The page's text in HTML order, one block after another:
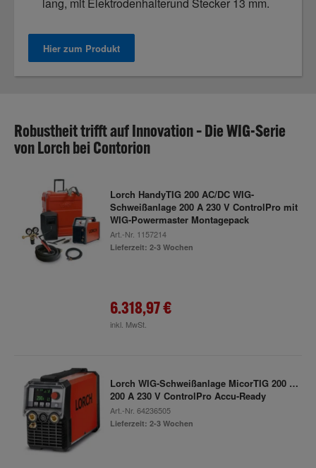
Hier zum Produkt
Robustheit trifft auf Innovation – Die WIG-Serie
von Lorch bei Contorion
Lorch HandyTIG 200 AC/DC WIG-
Schweißanlage 200 A 230 V ControlPro mit
WIG-Powermaster Montagepack
Art.-Nr. 1157214
Lieferzeit: 2-3 Wochen
6.318,97 €
inkl. MwSt.
Lorch WIG-Schweißanlage MicorTIG 200 DC
200 A 230 V ControlPro Accu-Ready
Art.-Nr. 64236505
Lieferzeit: 2-3 Wochen